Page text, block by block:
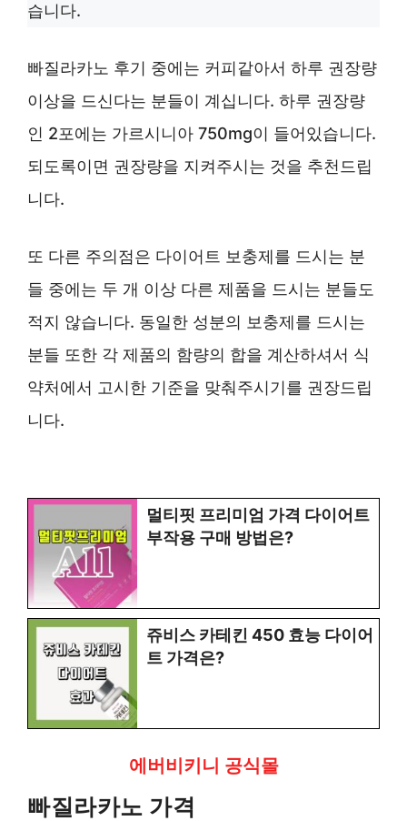
습니다.
빠질라카노 후기 중에는 커피같아서 하루 권장량
이상을 드신다는 분들이 계십니다. 하루 권장량
인 2포에는 가르시니아 750mg이 들어있습니다.
되도록이면 권장량을 지켜주시는 것을 추천드립
니다.
또 다른 주의점은 다이어트 보충제를 드시는 분
들 중에는 두 개 이상 다른 제품을 드시는 분들도
적지 않습니다. 동일한 성분의 보충제를 드시는
분들 또한 각 제품의 함량의 합을 계산하셔서 식
약처에서 고시한 기준을 맞춰주시기를 권장드립
니다.
멀티핏 프리미엄 가격 다이어트
부작용 구매 방법은?
쥬비스 카테킨 450 효능 다이어
트 가격은?
에버비키니 공식몰
빠질라카노 가격